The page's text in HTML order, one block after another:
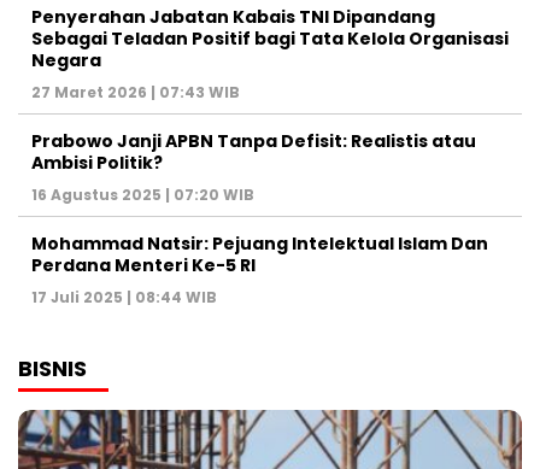
Penyerahan Jabatan Kabais TNI Dipandang
Sebagai Teladan Positif bagi Tata Kelola Organisasi
Negara
27 Maret 2026 | 07:43 WIB
Prabowo Janji APBN Tanpa Defisit: Realistis atau
Ambisi Politik?
16 Agustus 2025 | 07:20 WIB
Mohammad Natsir: Pejuang Intelektual Islam Dan
Perdana Menteri Ke-5 RI
17 Juli 2025 | 08:44 WIB
BISNIS